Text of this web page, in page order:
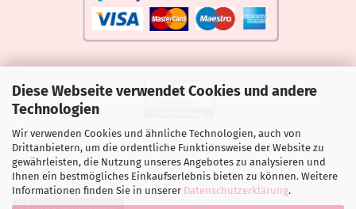
Diese Webseite verwendet Cookies und andere
Technologien
Wir verwenden Cookies und ähnliche Technologien, auch von
Drittanbietern, um die ordentliche Funktionsweise der Website zu
gewährleisten, die Nutzung unseres Angebotes zu analysieren und
Ihnen ein bestmögliches Einkaufserlebnis bieten zu können. Weitere
Informationen finden Sie in unserer Datenschutzerklärung.